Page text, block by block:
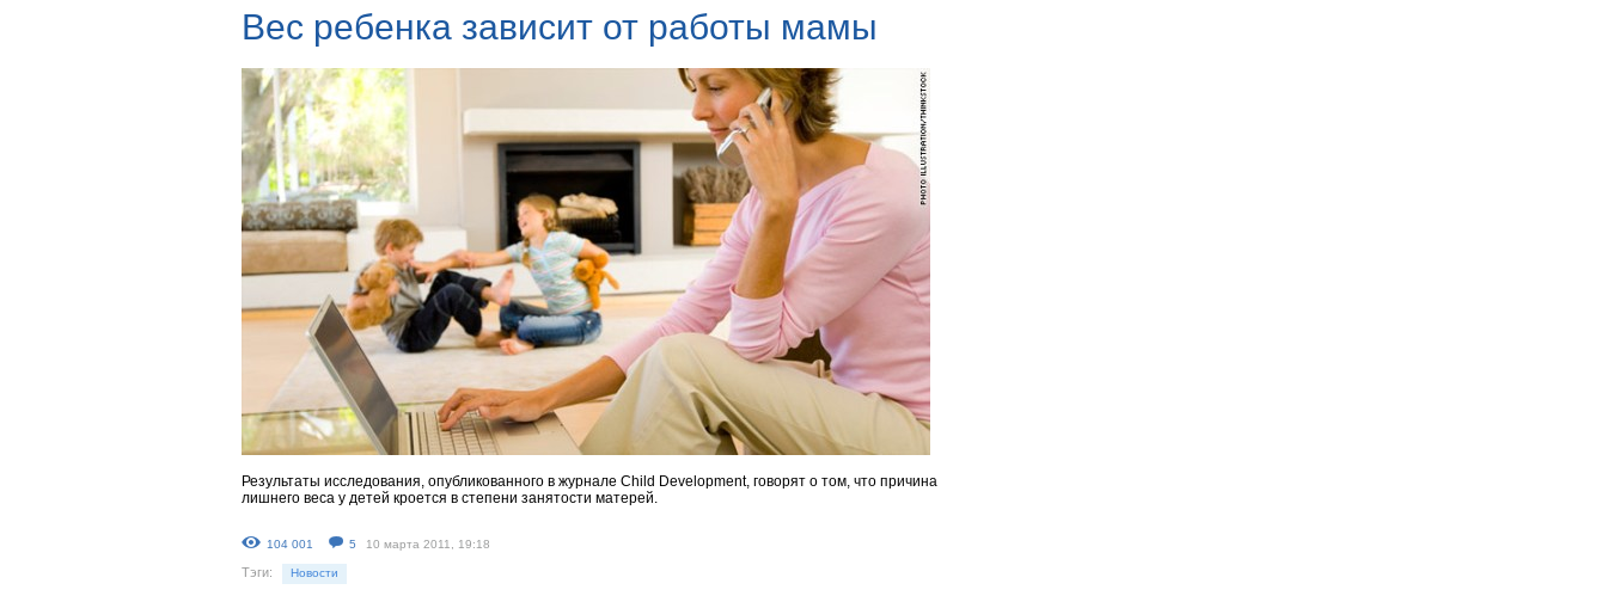
Вес ребенка зависит от работы мамы
Результаты исследования, опубликованного в журнале Child Development, говорят о том, что причина
лишнего веса у детей кроется в степени занятости матерей.
104 001 5 10 марта 2011, 19:18
Тэги: Новости